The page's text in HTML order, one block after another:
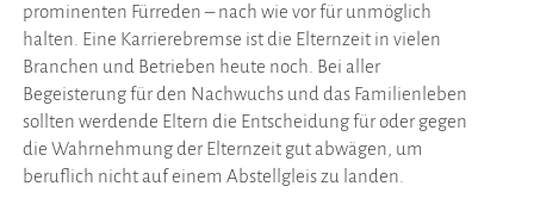
prominenten Fürreden – nach wie vor für unmöglich
halten. Eine Karrierebremse ist die Elternzeit in vielen
Branchen und Betrieben heute noch. Bei aller
Begeisterung für den Nachwuchs und das Familienleben
sollten werdende Eltern die Entscheidung für oder gegen
die Wahrnehmung der Elternzeit gut abwägen, um
beruflich nicht auf einem Abstellgleis zu landen.